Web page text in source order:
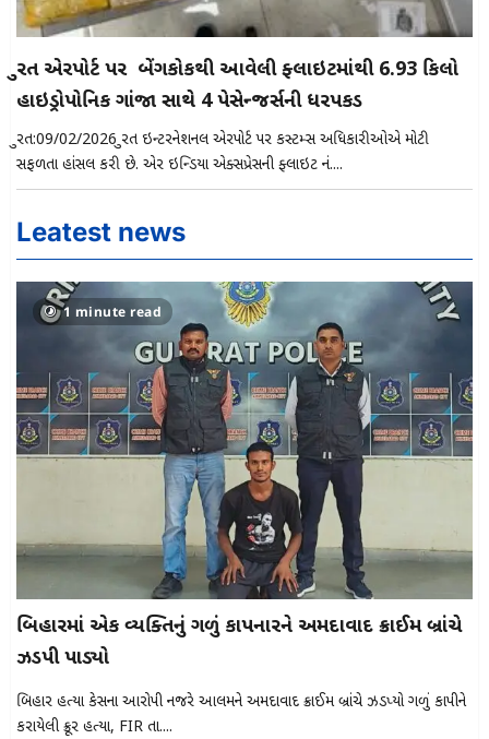
સુરત એરપોર્ટ પર બેંગકોકથી આવેલી ફ્લાઇટમાંથી 6.93 કિલો
હાઇડ્રોપોનિક ગાંજા સાથે 4 પેસેન્જર્સની ધરપકડ
સુરત:09/02/2026 સુરત ઇન્ટરનેશનલ એરપોર્ટ પર કસ્ટમ્સ અધિકારીઓએ મોટી
સફળતા હાંસલ કરી છે. એર ઇન્ડિયા એક્સપ્રેસની ફ્લાઇટ નં....
Leatest news
1 minute read
બિહારમાં એક વ્યક્તિનું ગળું કાપનારને અમદાવાદ ક્રાઈમ બ્રાંચે
ઝડપી પાડ્યો
બિહાર હત્યા કેસના આરોપી નજરે આલમને અમદાવાદ ક્રાઈમ બ્રાંચે ઝડપ્યો ગળું કાપીને
કરાયેલી ક્રૂર હત્યા, FIR તા....